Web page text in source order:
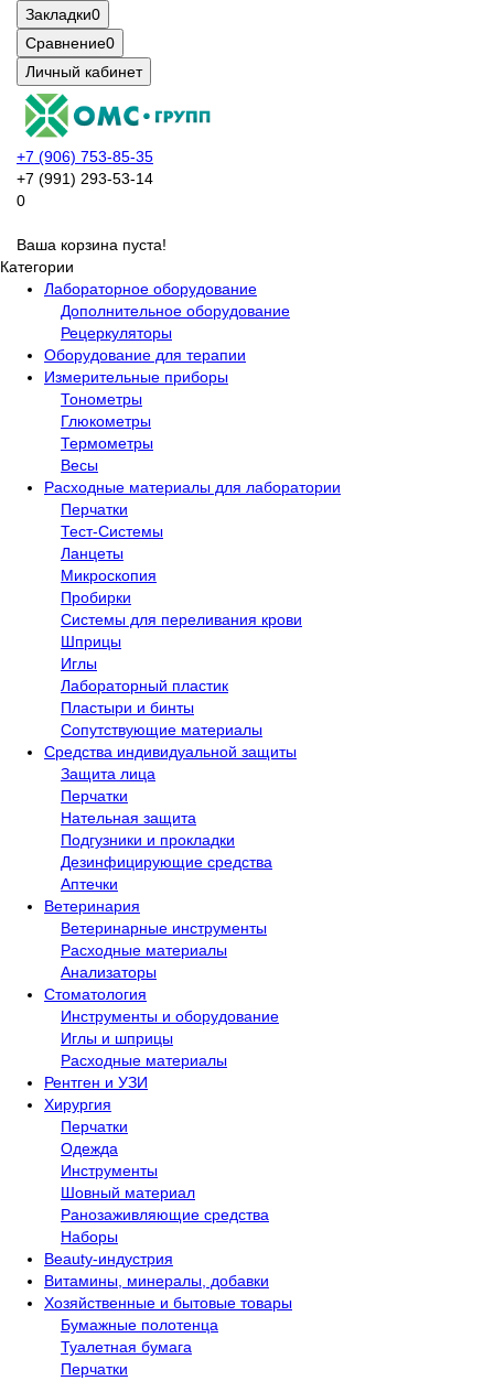
Закладки0
Сравнение0
Личный кабинет
+7 (906) 753-85-35
+7 (991) 293-53-14
0
Ваша корзина пуста!
Категории
Лабораторное оборудование
Дополнительное оборудование
Рецеркуляторы
Оборудование для терапии
Измерительные приборы
Тонометры
Глюкометры
Термометры
Весы
Расходные материалы для лаборатории
Перчатки
Тест-Системы
Ланцеты
Микроскопия
Пробирки
Системы для переливания крови
Шприцы
Иглы
Лабораторный пластик
Пластыри и бинты
Сопутствующие материалы
Средства индивидуальной защиты
Защита лица
Перчатки
Нательная защита
Подгузники и прокладки
Дезинфицирующие средства
Аптечки
Ветеринария
Ветеринарные инструменты
Расходные материалы
Анализаторы
Стоматология
Инструменты и оборудование
Иглы и шприцы
Расходные материалы
Рентген и УЗИ​
Хирургия
Перчатки
Одежда
Инструменты
Шовный материал
Ранозаживляющие средства
Наборы
Beauty-индустрия
Витамины, минералы, добавки
Хозяйственные и бытовые товары
Бумажные полотенца
Туалетная бумага
Перчатки